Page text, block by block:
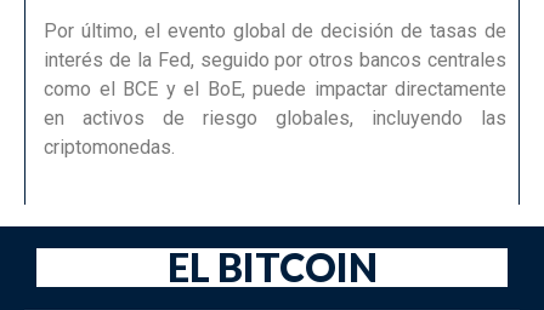
Por último, el evento global de decisión de tasas de
interés de la Fed, seguido por otros bancos centrales
como el BCE y el BoE, puede impactar directamente
en activos de riesgo globales, incluyendo las
criptomonedas.
EL BITCOIN